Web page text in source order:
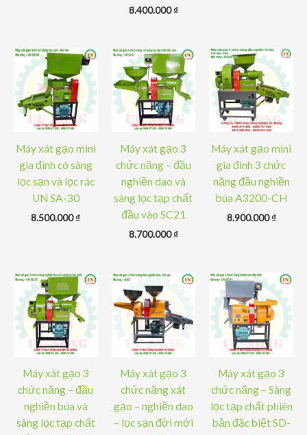
8.400.000₫
Máy xát gạo mini
gia đình có sàng
lọc sạn và lọc rác
UN SA-30
8.500.000₫
Máy xát gạo 3
chức năng – đầu
nghiền dao và
sàng lọc tạp chất
đầu vào SC21
8.700.000₫
Máy xát gạo mini
gia đình 3 chức
năng đầu nghiền
búa A3200-CH
8.900.000₫
Máy xát gạo 3
chức năng – đầu
nghiền búa và
sàng lọc tạp chất
Máy xát gạo 3
chức năng xát
gạo – nghiền dao
– lọc sạn đời mới
Máy xát gạo 3
chức năng – Sàng
lọc tạp chất phiên
bản đặc biệt SD-